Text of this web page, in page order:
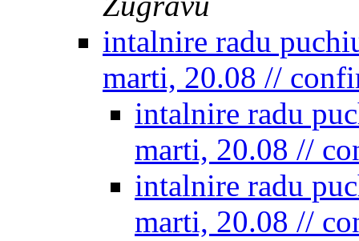
intalnire radu
marti, 20.08 //
intalnire radu
marti, 20.08 //
intalnire radu
marti, 20.08 //